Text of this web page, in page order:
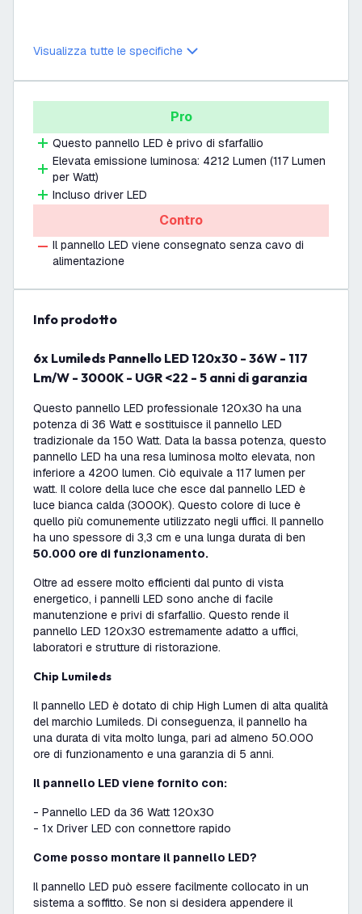
Visualizza tutte le specifiche
Pro
Questo pannello LED è privo di sfarfallio
Elevata emissione luminosa: 4212 Lumen (117 Lumen
per Watt)
Incluso driver LED
Contro
Il pannello LED viene consegnato senza cavo di
alimentazione
info prodotto
6x Lumileds Pannello LED 120x30 - 36W - 117
Lm/W - 3000K - UGR <22 - 5 anni di garanzia
Questo pannello LED professionale 120x30 ha una
potenza di 36 Watt e sostituisce il pannello LED
tradizionale da 150 Watt. Data la bassa potenza, questo
pannello LED ha una resa luminosa molto elevata, non
inferiore a 4200 lumen. Ciò equivale a 117 lumen per
watt. Il colore della luce che esce dal pannello LED è
luce bianca calda (3000K). Questo colore di luce è
quello più comunemente utilizzato negli uffici. Il pannello
ha uno spessore di 3,3 cm e una lunga durata di ben
50.000 ore di funzionamento.
Oltre ad essere molto efficienti dal punto di vista
energetico, i pannelli LED sono anche di facile
manutenzione e privi di sfarfallio. Questo rende il
pannello LED 120x30 estremamente adatto a uffici,
laboratori e strutture di ristorazione.
Chip Lumileds
Il pannello LED è dotato di chip High Lumen di alta qualità
del marchio Lumileds. Di conseguenza, il pannello ha
una durata di vita molto lunga, pari ad almeno 50.000
ore di funzionamento e una garanzia di 5 anni.
Il pannello LED viene fornito con:
- Pannello LED da 36 Watt 120x30
- 1x Driver LED con connettore rapido
Come posso montare il pannello LED?
Il pannello LED può essere facilmente collocato in un
sistema a soffitto. Se non si desidera appendere il